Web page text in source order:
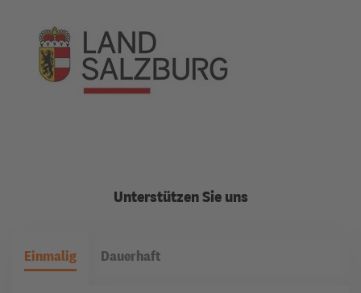
Unterstützen Sie uns
Einmalig Dauerhaft